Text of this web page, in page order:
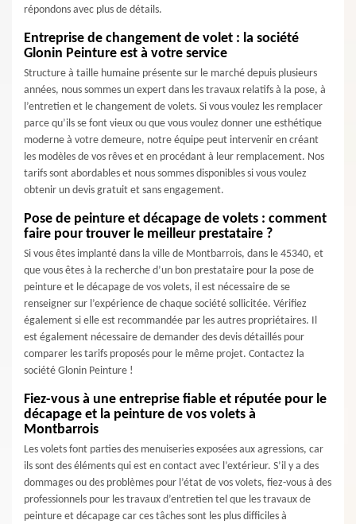
répondons avec plus de détails.
Entreprise de changement de volet : la société
Glonin Peinture est à votre service
Structure à taille humaine présente sur le marché depuis plusieurs
années, nous sommes un expert dans les travaux relatifs à la pose, à
l’entretien et le changement de volets. Si vous voulez les remplacer
parce qu’ils se font vieux ou que vous voulez donner une esthétique
moderne à votre demeure, notre équipe peut intervenir en créant
les modèles de vos rêves et en procédant à leur remplacement. Nos
tarifs sont abordables et nous sommes disponibles si vous voulez
obtenir un devis gratuit et sans engagement.
Pose de peinture et décapage de volets : comment
faire pour trouver le meilleur prestataire ?
Si vous êtes implanté dans la ville de Montbarrois, dans le 45340, et
que vous êtes à la recherche d’un bon prestataire pour la pose de
peinture et le décapage de vos volets, il est nécessaire de se
renseigner sur l’expérience de chaque société sollicitée. Vérifiez
également si elle est recommandée par les autres propriétaires. Il
est également nécessaire de demander des devis détaillés pour
comparer les tarifs proposés pour le même projet. Contactez la
société Glonin Peinture !
Fiez-vous à une entreprise fiable et réputée pour le
décapage et la peinture de vos volets à
Montbarrois
Les volets font parties des menuiseries exposées aux agressions, car
ils sont des éléments qui est en contact avec l’extérieur. S’il y a des
dommages ou des problèmes pour l’état de vos volets, fiez-vous à des
professionnels pour les travaux d’entretien tel que les travaux de
peinture et décapage car ces tâches sont les plus difficiles à